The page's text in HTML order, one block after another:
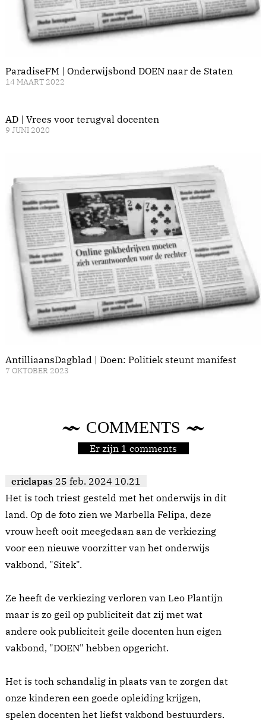
ParadiseFM | Onderwijsbond DOEN naar de Staten
14 MAART 2022
AD | Vrees voor terugval docenten
9 JUNI 2020
AntilliaansDagblad | Doen: Politiek steunt manifest
7 OKTOBER 2023
COMMENTS
Er zijn 1 comments
ericlapas 25 feb. 2024 10.21
Het is toch triest gesteld met het onderwijs in dit
land. Op de foto zien we Marbella Felipa, deze
vrouw heeft ooit meegedaan aan de verkiezing
voor een nieuwe voorzitter van het onderwijs
vakbond, "Sitek".
Ze heeft de verkiezing verloren van Leo Plantijn
maar is zo geil op publiciteit dat zij met wat
andere ook publiciteit geile docenten hun eigen
vakbond, "DOEN" hebben opgericht.
Het is toch schandalig in plaats van te zorgen dat
onze kinderen een goede opleiding krijgen,
spelen docenten het liefst vakbond bestuurders.